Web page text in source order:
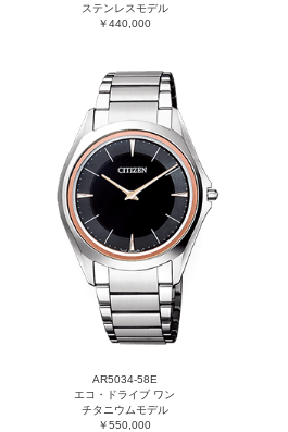
ステンレスモデル
￥440,000
AR5034-58E
エコ・ドライブ ワン
チタニウムモデル
￥550,000